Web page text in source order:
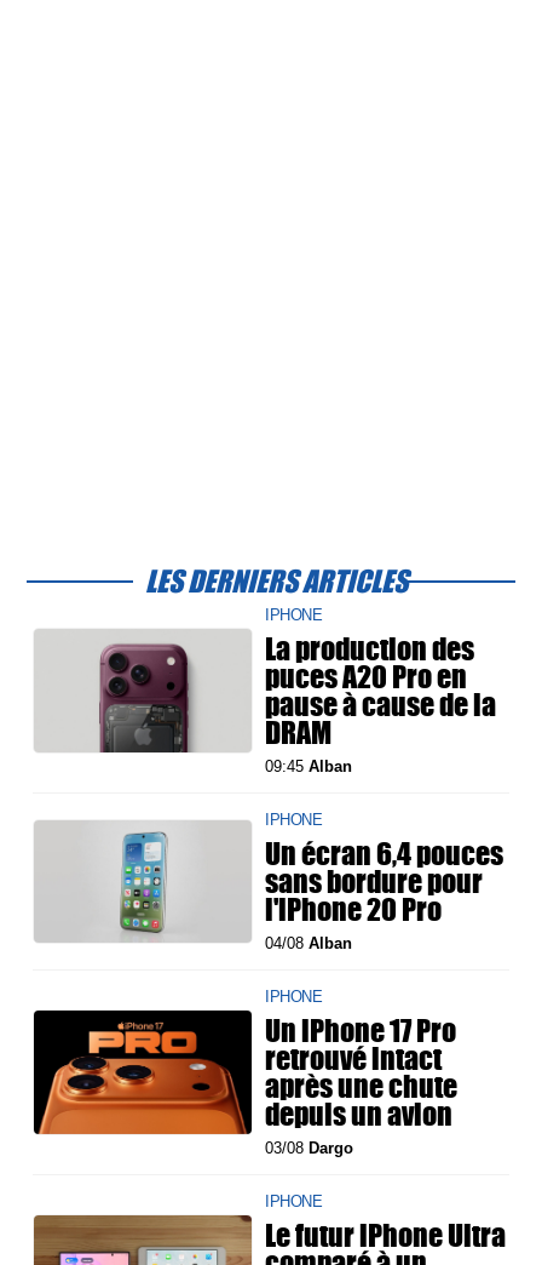
LES DERNIERS ARTICLES
IPHONE
La production des
puces A20 Pro en
pause à cause de la
DRAM
09:45Alban
IPHONE
Un écran 6,4 pouces
sans bordure pour
l'iPhone 20 Pro
04/08Alban
IPHONE
Un iPhone 17 Pro
retrouvé intact
après une chute
depuis un avion
03/08 Dargo
IPHONE
Le futur iPhone Ultra